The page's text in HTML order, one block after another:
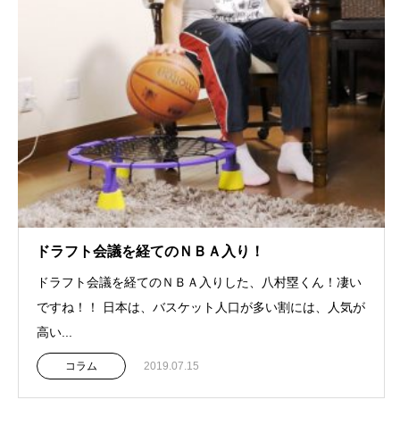
ドラフト会議を経てのＮＢＡ入り！
ドラフト会議を経てのＮＢＡ入りした、八村塁くん！凄い
ですね！！ 日本は、バスケット人口が多い割には、人気が
高い...
コラム 2019.07.15